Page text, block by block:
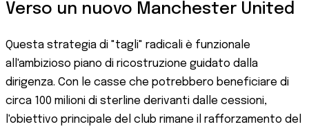
Verso un nuovo Manchester United
Questa strategia di "tagli" radicali è funzionale
all'ambizioso piano di ricostruzione guidato dalla
dirigenza. Con le casse che potrebbero beneficiare di
circa 100 milioni di sterline derivanti dalle cessioni,
l'obiettivo principale del club rimane il rafforzamento del